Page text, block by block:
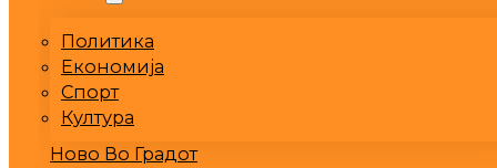
Политика
Економија
Спорт
Култура
Ново Во Градот